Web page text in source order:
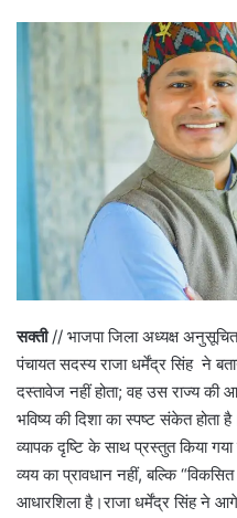
सक्ती// भाजपा जिला अध्यक्ष अनुसूचित
पंचायत सदस्य राजा धर्मेंद्र सिंह ने
दस्तावेज नहीं होता; वह उस राज्य की
भविष्य की दिशा का स्पष्ट संकेत
व्यापक दृष्टि के साथ प्रस्तुत किया
व्यय का प्रावधान नहीं, बल्कि
आधारशिला है।राजा धर्मेंद्र सिंह ने